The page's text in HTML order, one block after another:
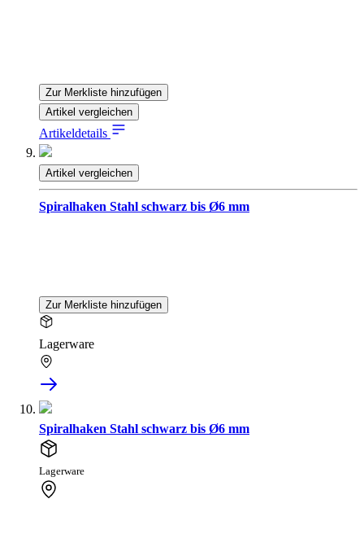
Zur Merkliste hinzufügen
Artikel vergleichen
Artikeldetails
Artikel vergleichen
Spiralhaken Stahl schwarz bis Ø6 mm
Zur Merkliste hinzufügen
Lagerware
Spiralhaken Stahl schwarz bis Ø6 mm
Lagerware